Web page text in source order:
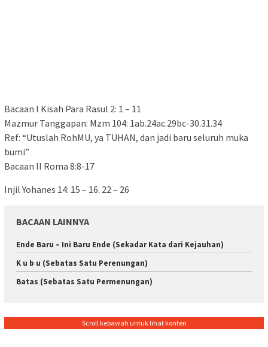
Bacaan I Kisah Para Rasul 2: 1 – 11
Mazmur Tanggapan: Mzm 104: 1ab.24ac.29bc-30.31.34
Ref: “Utuslah RohMU, ya TUHAN, dan jadi baru seluruh muka
bumi”
Bacaan II Roma 8:8-17
Injil Yohanes 14: 15 – 16. 22 – 26
BACAAN LAINNYA
Ende Baru – Ini Baru Ende (Sekadar Kata dari Kejauhan)
K u b u (Sebatas Satu Perenungan)
Batas (Sebatas Satu Permenungan)
Scroll kebawah untuk lihat konten